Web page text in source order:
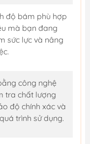
độ bám phù hợp
mà bạn đang
sức lực và nâng
công nghệ
tra chất lượng
độ chính xác và
trình sử dụng.